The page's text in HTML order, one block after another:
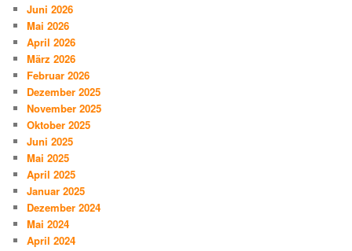
Juni 2026
Mai 2026
April 2026
März 2026
Februar 2026
Dezember 2025
November 2025
Oktober 2025
Juni 2025
Mai 2025
April 2025
Januar 2025
Dezember 2024
Mai 2024
April 2024